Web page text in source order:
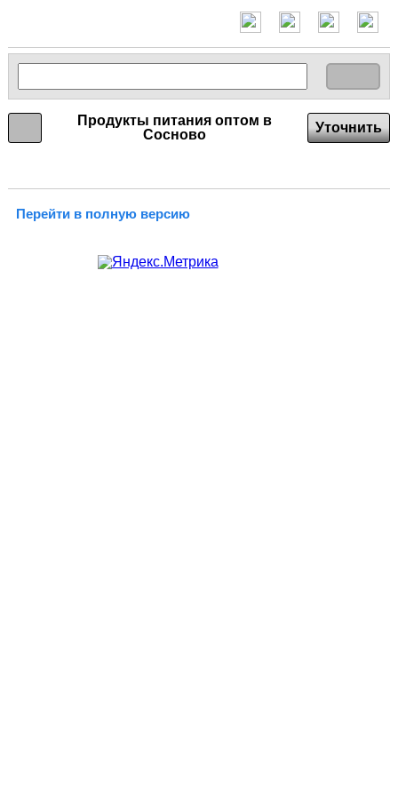
Продукты питания оптом в
Сосново
Уточнить
Перейти в полную версию